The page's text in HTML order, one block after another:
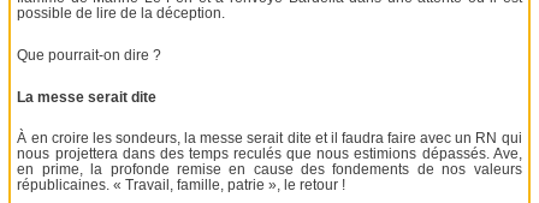
possible de lire de la déception.
Que pourrait-on dire ?
La messe serait dite
À en croire les sondeurs, la messe serait dite et il faudra faire avec un RN qui
nous projettera dans des temps reculés que nous estimions dépassés. Ave,
en prime, la profonde remise en cause des fondements de nos valeurs
républicaines. « Travail, famille, patrie », le retour !